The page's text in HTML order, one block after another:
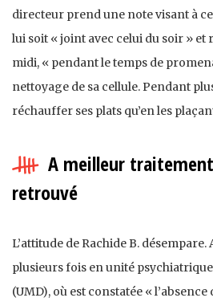
directeur prend une note visant à
lui soit « joint avec celui du soir » et
midi, « pendant le temps de
nettoyage de sa cellule. Pendant
réchauffer ses plats qu’en les
A meilleur
retrouvé
L’attitude de Rachide B.
plusieurs fois en unité
(UMD), où est constatée «